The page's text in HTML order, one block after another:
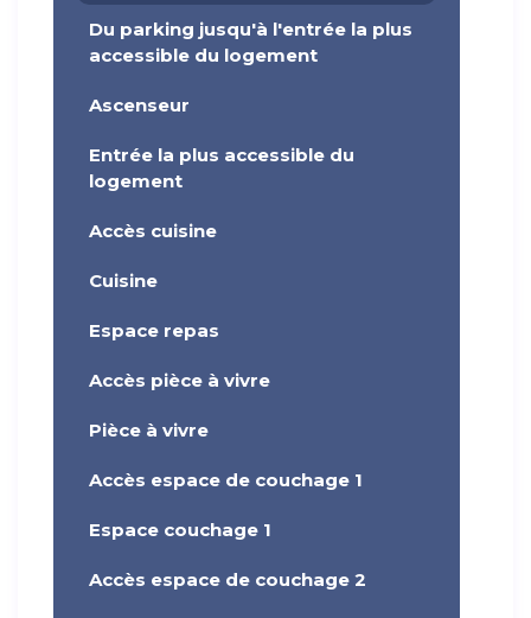
Du parking jusqu'à l'entrée la plus
accessible du logement
Ascenseur
Entrée la plus accessible du
logement
Accès cuisine
Cuisine
Espace repas
Accès pièce à vivre
Pièce à vivre
Accès espace de couchage 1
Espace couchage 1
Accès espace de couchage 2